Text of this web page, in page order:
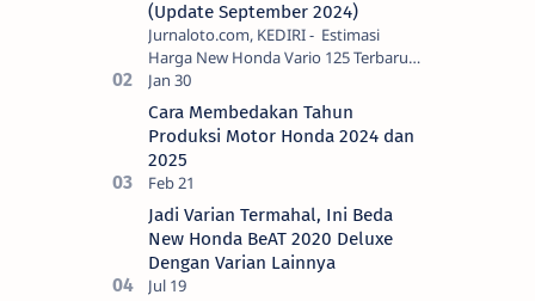
(Update September 2024)
Jurnaloto.com, KEDIRI - Estimasi
Harga New Honda Vario 125 Terbaru
OTR Kediri Raya (Update September
2024) Brosis sekalian, PT Astra Honda
Motor (AH…
Cara Membedakan Tahun
Produksi Motor Honda 2024 dan
2025
Jadi Varian Termahal, Ini Beda
New Honda BeAT 2020 Deluxe
Dengan Varian Lainnya